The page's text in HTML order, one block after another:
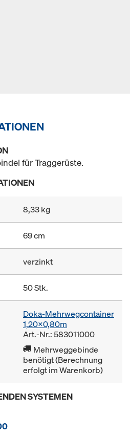
für Traggerüste.
8,33 kg
69 cm
verzinkt
50 Stk.
Doka-Mehrwegcontainer
1,20x0,80m
Art.-Nr.: 583011000
Mehrweggebinde
benötigt (Berechnung
erfolgt im Warenkorb)
SYSTEMEN